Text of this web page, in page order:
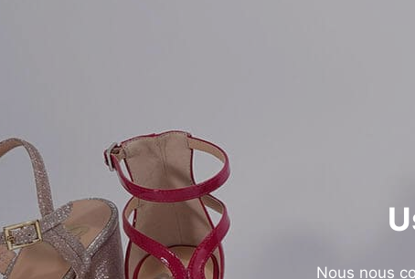
Nous nous